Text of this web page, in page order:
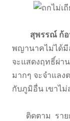
สุพรรณ์ ก้
พญานาคไม่ได้มี
จะแสดงฤทธิ์ผ่า
มากๆ จะจำแลง
กับภูมิอื่น เขาไม่
ติดตาม รายกา